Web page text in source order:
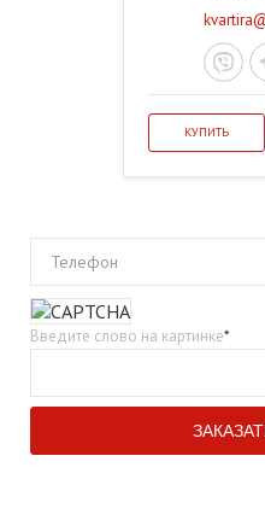
КУПИТЬ
Телефон
Введите слово на картинке*